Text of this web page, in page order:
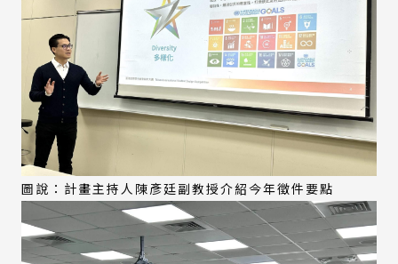
圖說：計畫主持人陳彥廷副教授介紹今年徵件要點